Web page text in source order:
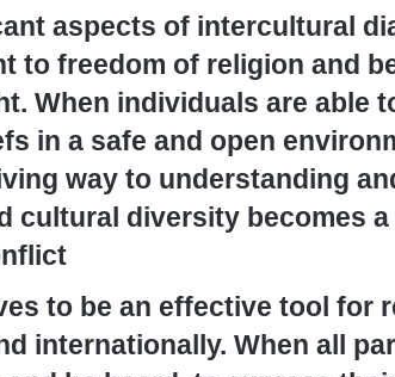
aspects of intercultural
to freedom of religion and
When individuals are able
in a safe and open
way to understanding
cultural diversity becomes
to be an effective tool for
internationally. When all